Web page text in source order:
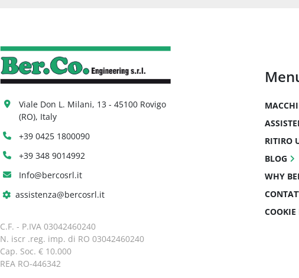
Viale Don L. Milani, 13 - 45100 Rovigo
(RO), Italy
+39 0425 1800090
+39 348 9014992
Info@bercosrl.it
assistenza@bercosrl.it
C.F. - P.IVA 03042460240
N. iscr .reg. imp. di RO 03042460240
Cap. Soc. € 10.000
REA RO-446342
RITIRO
BLOG
WHY
COOKIE